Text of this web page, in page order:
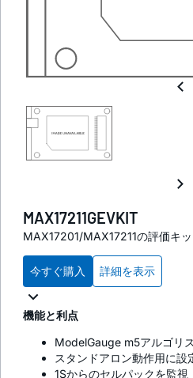
MAX17211GEVKIT
MAX17201/MAX17211の評価キッ
今すぐ購入 詳細を表示
機能と利点
ModelGauge m5アルゴリ
スタンドアロン動作用に設
1Sからのセルパックを監視